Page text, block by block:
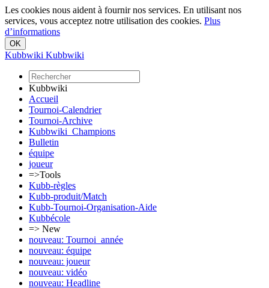
Les cookies nous aident à fournir nos services. En utilisant nos
services, vous acceptez notre utilisation des cookies. Plus
d’informations
Kubbwiki Kubbwiki
Kubbwiki
Accueil
Tournoi-Calendrier
Tournoi-Archive
Kubbwiki_Champions
Bulletin
équipe
joueur
=>Tools
Kubb-règles
Kubb-produit/Match
Kubb-Tournoi-Organisation-Aide
Kubbécole
=> New
nouveau: Tournoi_année
nouveau: équipe
nouveau: joueur
nouveau: vidéo
nouveau: Headline